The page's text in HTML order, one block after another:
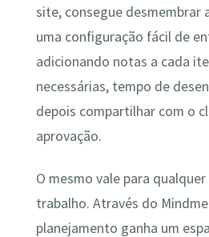
site, consegue desmembrar
uma configuração fácil de
adicionando notas a cada
necessárias, tempo de
depois compartilhar com o
aprovação.
O mesmo vale para
trabalho. Através do
planejamento ganha um